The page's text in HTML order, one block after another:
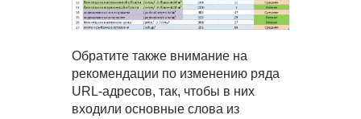
Обратите также внимание на
рекомендации по изменению ряда
URL-адресов, так, чтобы в них
входили основные слова из